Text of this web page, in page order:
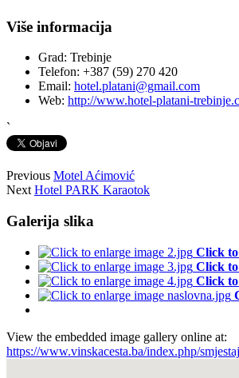
Više informacija
Grad: Trebinje
Telefon: +387 (59) 270 420
Email: hotel.platani@gmail.com
Web: http://www.hotel-platani-
`
Previous Motel Aćimović
Next Hotel PARK Karaotok
Galerija slika
Click to
Click to
Click to
View the embedded image gallery online at:
https://www.vinskacesta.ba/index.php/